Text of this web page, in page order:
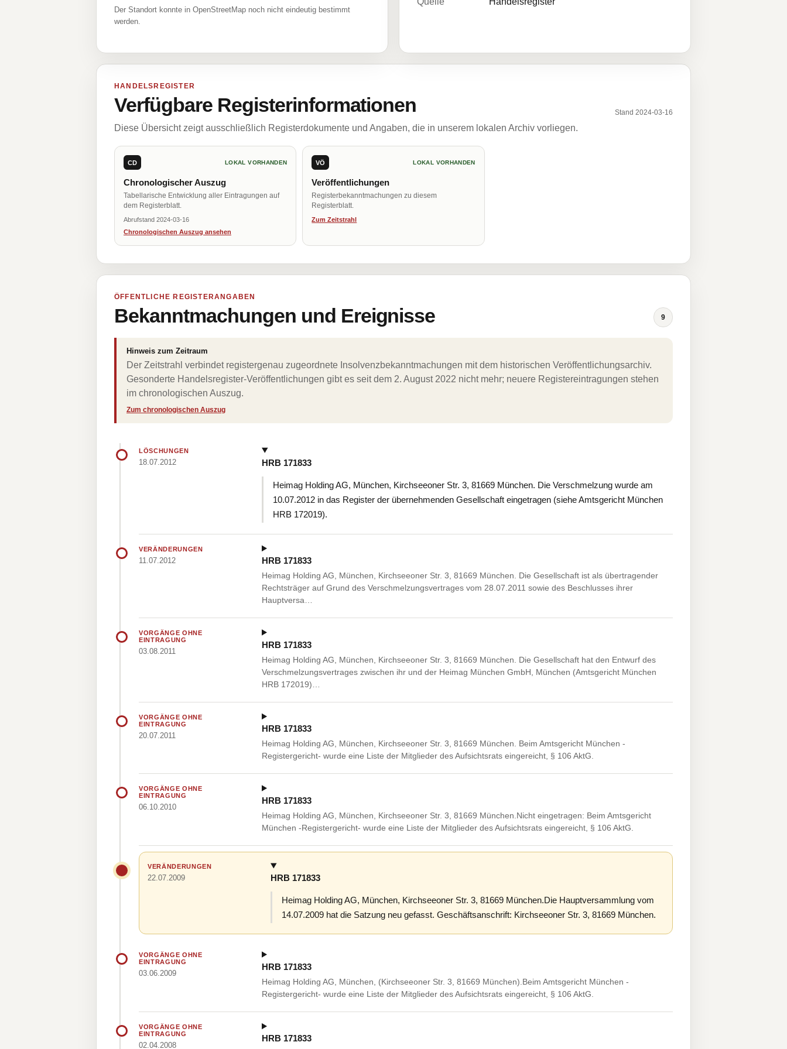
Der Standort konnte in OpenStreetMap noch nicht eindeutig bestimmt
werden.
HANDELSREGISTER
Verfügbare Registerinformationen Stand 2024-03-16
Diese Übersicht zeigt ausschließlich Registerdokumente und Angaben, die in unserem lokalen Archiv vorliegen.
CD LOKAL VORHANDEN
Chronologischer Auszug
Tabellarische Entwicklung aller Eintragungen auf
dem Registerblatt.
Abrufstand 2024-03-16
Chronologischen Auszug ansehen
VÖ LOKAL VORHANDEN
Veröffentlichungen
Registerbekanntmachungen zu diesem
Registerblatt.
Zum Zeitstrahl
ÖFFENTLICHE REGISTERANGABEN
Bekanntmachungen und Ereignisse 9
Hinweis zum Zeitraum
Der Zeitstrahl verbindet registergenau zugeordnete Insolvenzbekanntmachungen mit dem historischen Veröffentlichungsarchiv.
Gesonderte Handelsregister-Veröffentlichungen gibt es seit dem 2. August 2022 nicht mehr; neuere Registereintragungen stehen
im chronologischen Auszug.
Zum chronologischen Auszug
LÖSCHUNGEN
18.07.2012 HRB 171833
Heimag Holding AG, München, Kirchseeoner Str. 3, 81669 München. Die Verschmelzung wurde am
10.07.2012 in das Register der übernehmenden Gesellschaft eingetragen (siehe Amtsgericht München
HRB 172019).
VERÄNDERUNGEN
11.07.2012 HRB 171833
Heimag Holding AG, München, Kirchseeoner Str. 3, 81669 München. Die Gesellschaft ist als übertragender
Rechtsträger auf Grund des Verschmelzungsvertrages vom 28.07.2011 sowie des Beschlusses ihrer
Hauptversa…
VORGÄNGE OHNE
EINTRAGUNG
03.08.2011
HRB 171833
Heimag Holding AG, München, Kirchseeoner Str. 3, 81669 München. Die Gesellschaft hat den Entwurf des
Verschmelzungsvertrages zwischen ihr und der Heimag München GmbH, München (Amtsgericht München
HRB 172019)…
VORGÄNGE OHNE
EINTRAGUNG
20.07.2011
HRB 171833
Heimag Holding AG, München, Kirchseeoner Str. 3, 81669 München. Beim Amtsgericht München -
Registergericht- wurde eine Liste der Mitglieder des Aufsichtsrats eingereicht, § 106 AktG.
VORGÄNGE OHNE
EINTRAGUNG
06.10.2010
HRB 171833
Heimag Holding AG, München, Kirchseeoner Str. 3, 81669 München.Nicht eingetragen: Beim Amtsgericht
München -Registergericht- wurde eine Liste der Mitglieder des Aufsichtsrats eingereicht, § 106 AktG.
VERÄNDERUNGEN
22.07.2009 HRB 171833
Heimag Holding AG, München, Kirchseeoner Str. 3, 81669 München.Die Hauptversammlung vom
14.07.2009 hat die Satzung neu gefasst. Geschäftsanschrift: Kirchseeoner Str. 3, 81669 München.
VORGÄNGE OHNE
EINTRAGUNG
03.06.2009
HRB 171833
Heimag Holding AG, München, (Kirchseeoner Str. 3, 81669 München).Beim Amtsgericht München -
Registergericht- wurde eine Liste der Mitglieder des Aufsichtsrats eingereicht, § 106 AktG.
VORGÄNGE OHNE
EINTRAGUNG
02.04.2008
HRB 171833